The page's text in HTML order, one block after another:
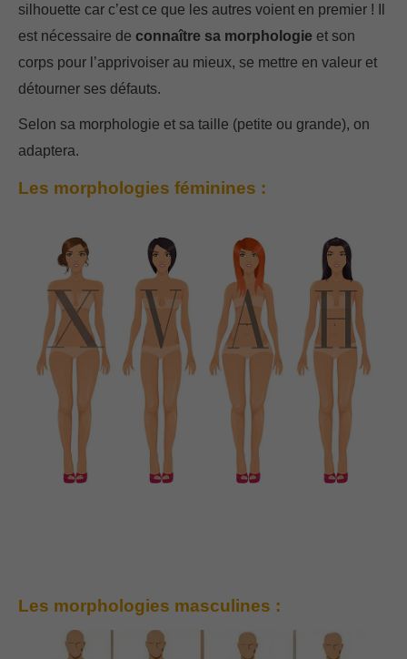
silhouette car c’est ce que les autres voient en premier ! Il
est nécessaire de connaître sa morphologie et son
corps pour l’apprivoiser au mieux, se mettre en valeur et
détourner ses défauts.
Selon sa morphologie et sa taille (petite ou grande), on
adaptera.
Les morphologies féminines :
Les morphologies masculines :